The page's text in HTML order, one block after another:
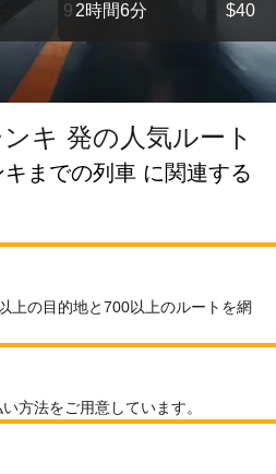
9 2時間6分 $40
キ 発の人気ルート
までの列車 に関連する
上の目的地と700以上のルートを網
方法をご用意しています。